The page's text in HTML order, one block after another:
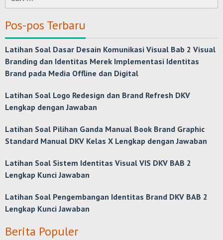
untuk:
Pos-pos Terbaru
Latihan Soal Dasar Desain Komunikasi Visual Bab 2 Visual
Branding dan Identitas Merek Implementasi Identitas
Brand pada Media Offline dan Digital
Latihan Soal Logo Redesign dan Brand Refresh DKV
Lengkap dengan Jawaban
Latihan Soal Pilihan Ganda Manual Book Brand Graphic
Standard Manual DKV Kelas X Lengkap dengan Jawaban
Latihan Soal Sistem Identitas Visual VIS DKV BAB 2
Lengkap Kunci Jawaban
Latihan Soal Pengembangan Identitas Brand DKV BAB 2
Lengkap Kunci Jawaban
Berita Populer